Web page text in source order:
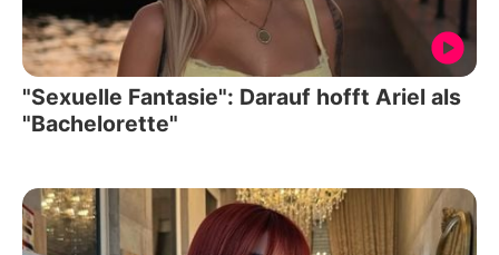
"Sexuelle Fantasie": Darauf hofft Ariel als
"Bachelorette"